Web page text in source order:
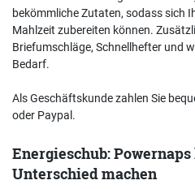
bekömmliche Zutaten, sodass sich
Mahlzeit zubereiten können.
Briefumschläge, Schnellhefter und
Bedarf.
Als Geschäftskunde zahlen Sie
oder Paypal.
Energieschub:
Unterschied machen